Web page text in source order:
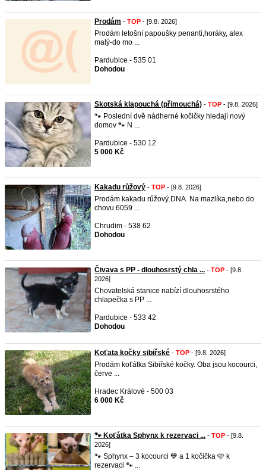
Prodám - TOP - [9.8. 2026]
Prodám letošní papoušky penanti,horáky, alex
malý-do mo ...
Pardubice - 535 01
Dohodou
Skotská klapouchá (přimouchá) - TOP - [9.8. 2026]
🐾 Poslední dvě nádherné kočičky hledají nový
domov 🐾 N ...
Pardubice - 530 12
5 000 Kč
Kakadu růžový - TOP - [9.8. 2026]
Prodám kakadu růžový.DNA. Na mazlíka,nebo do
chovu.6059 ...
Chrudim - 538 62
Dohodou
Čivava s PP - dlouhosrstý chla ... - TOP - [9.8.
2026]
Chovatelská stanice nabízí dlouhosrstého
chlapečka s PP ...
Pardubice - 533 42
Dohodou
Koťata kočky sibiřské - TOP - [9.8. 2026]
Prodám koťátka Sibiřské kočky. Oba jsou kocourci,
červe ...
Hradec Králové - 500 03
6 000 Kč
🐾 Koťátka Sphynx k rezervaci ... - TOP - [9.8.
2026]
🐾 Sphynx – 3 kocourci 💙 a 1 kočička 🩷 k
rezervaci 🐾 ...